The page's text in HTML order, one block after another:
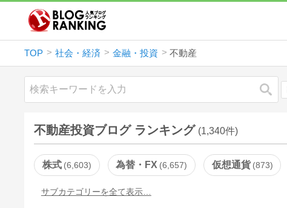
TOP 社会・経済 金融・投資 不動産
検索
不動産投資ブログ ランキング (1,340件)
株式 6,603 為替・FX 6,657 仮想通貨 873
サブカテゴリーを全て表示…